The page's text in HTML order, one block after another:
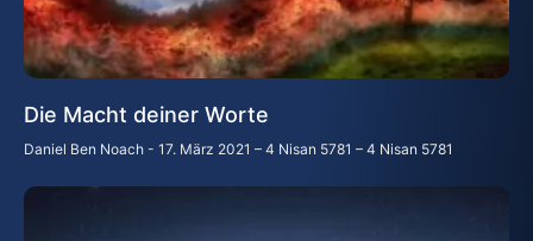
Die Macht deiner Worte
Daniel Ben Noach 17. März 2021 – 4 Nisan 5781 – 4 Nisan 5781